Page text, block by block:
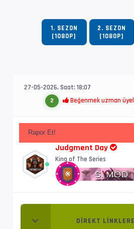
1. SEZON
[1080P]
2. SEZON
[1080P]
27-05-2026, Saat: 18:07
2 Beğenmek uzman
Rapor Et!
Judgment Day
King of The Series
DIREKT